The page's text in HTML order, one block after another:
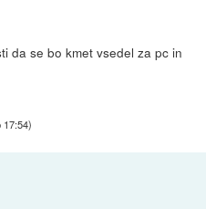
da se bo kmet vsedel za pc in
17:54)